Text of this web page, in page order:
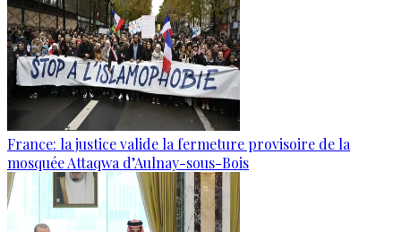
France: la justice valide la fermeture provisoire de la
mosquée Attaqwa d’Aulnay-sous-Bois